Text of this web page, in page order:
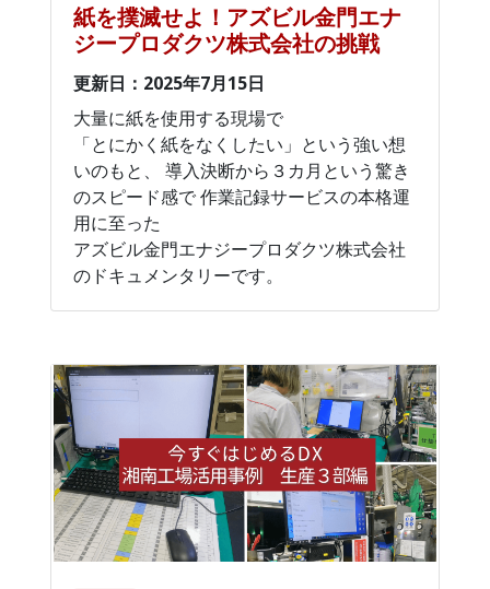
紙を撲滅せよ！アズビル金門エナ
ジープロダクツ株式会社の挑戦
更新日：2025年7月15日
大量に紙を使用する現場で
「とにかく紙をなくしたい」という強い想
いのもと、 導入決断から３カ月という驚き
のスピード感で 作業記録サービスの本格運
用に至った
アズビル金門エナジープロダクツ株式会社
のドキュメンタリーです。